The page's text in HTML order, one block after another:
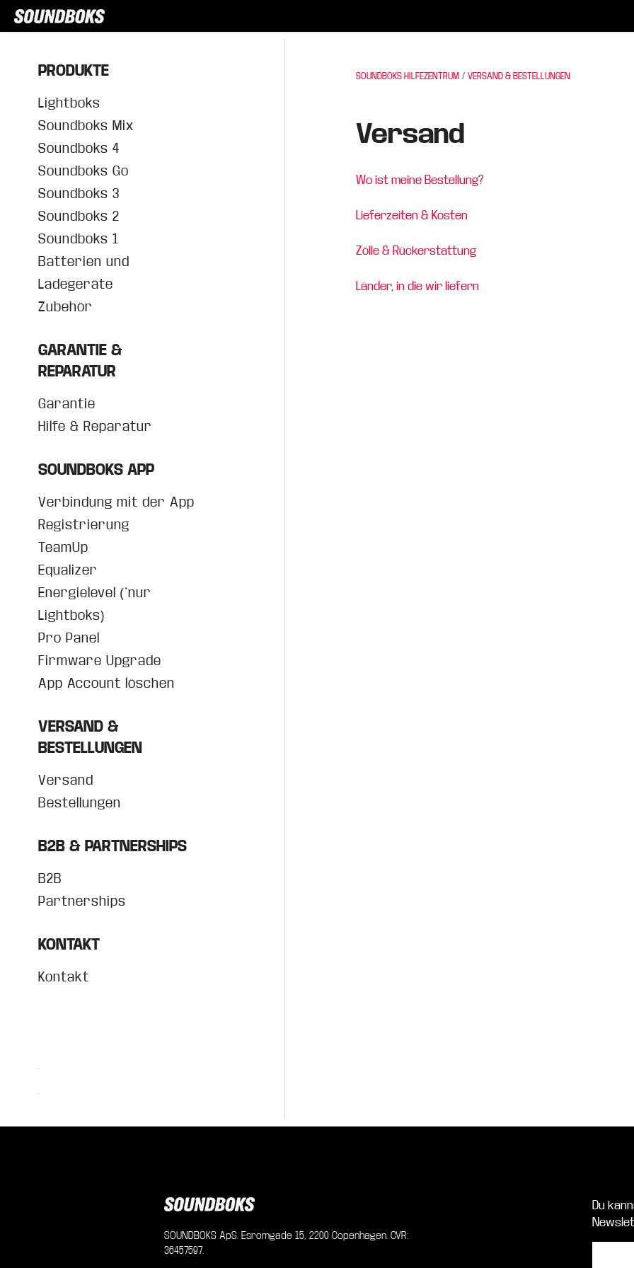
PRODUKTE
Lightboks
Soundboks Mix
Soundboks 4
Soundboks Go
Soundboks 3
Soundboks 2
Soundboks 1
Batterien und
Ladegeräte
Zubehör
GARANTIE &
REPARATUR
Garantie
Hilfe & Reparatur
SOUNDBOKS APP
Verbindung mit der App
Registrierung
TeamUp
Equalizer
Energielevel (*nur
Lightboks)
Pro Panel
Firmware Upgrade
App Account löschen
VERSAND &
BESTELLUNGEN
Versand
Bestellungen
B2B & PARTNERSHIPS
B2B
Partnerships
KONTAKT
Kontakt
.
.
SOUNDBOKS HILFEZENTRUM VERSAND & BESTELLUNGEN
Versand
Wo ist meine Bestellung?
Lieferzeiten & Kosten
Zölle & Rückerstattung
Länder, in die wir liefern
Du
SOUNDBOKS ApS. Esromgade 15, 2200 Copenhagen. CVR:
36457597.